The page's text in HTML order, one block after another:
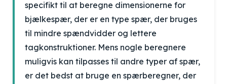
specifikt til at beregne dimensionerne for
bjælkespær, der er en type spær, der bruges
til mindre spændvidder og lettere
tagkonstruktioner. Mens nogle beregnere
muligvis kan tilpasses til andre typer af spær,
er det bedst at bruge en spærberegner, der